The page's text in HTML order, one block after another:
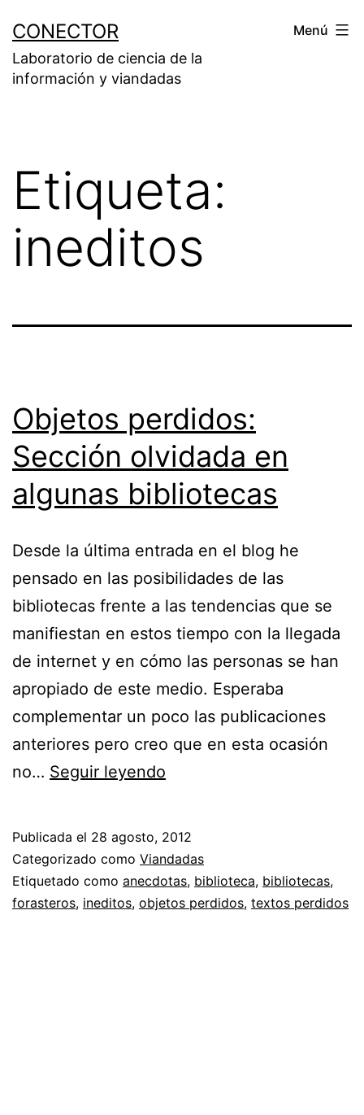
contenido
CONECTOR
Laboratorio de ciencia de la
información y viandadas
Menú
Etiqueta:
ineditos
Objetos perdidos:
Sección olvidada en
algunas bibliotecas
Desde la última entrada en el blog he
pensado en las posibilidades de las
bibliotecas frente a las tendencias que se
manifiestan en estos tiempo con la llegada
de internet y en cómo las personas se han
apropiado de este medio. Esperaba
complementar un poco las publicaciones
anteriores pero creo que en esta ocasión
no… Seguir leyendo
olvidada
en
algunas
Publicada el 28 agosto, 2012
Categorizado como Viandadas
Etiquetado como anecdotas, biblioteca, bibliotecas,
forasteros, ineditos, objetos perdidos, textos perdidos